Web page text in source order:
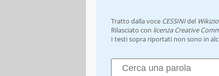
Tratto dalla voce CESSINIdel
Rilasciato con licenza Creative
I testi sopra riportati non sono in